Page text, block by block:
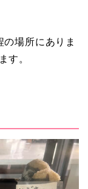
場所にありま
す。